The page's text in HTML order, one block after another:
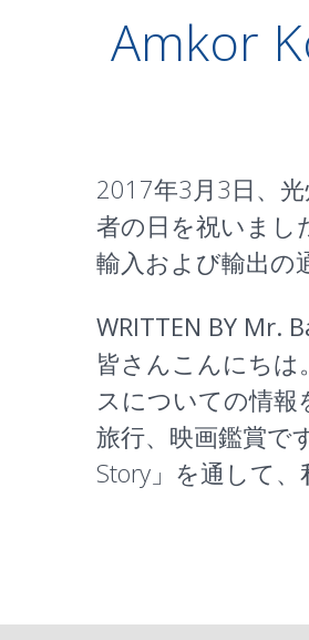
Amkor
2017年3月3日、
者の日を祝いまし
輸入および輸出の
WRITTEN BY Mr.
皆さんこんにちは
スについての情報
旅行、映画鑑賞で
Story」を通して